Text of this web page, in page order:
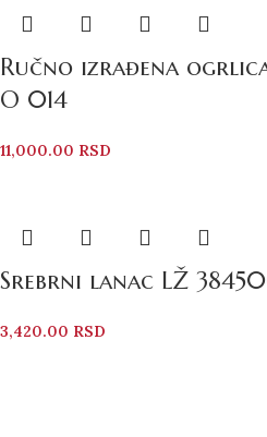
Ručno izrađena ogrlica
O 014
11,000.00 RSD
Srebrni lanac LŽ
3,420.00 RSD